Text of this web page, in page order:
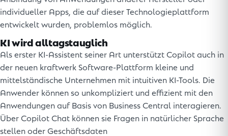
individueller Apps, die auf dieser Technologieplattform
entwickelt wurden, problemlos möglich.
KI wird alltagstauglich
Als erster KI-Assistent seiner Art unterstützt Copilot auch in
der neuen kraftwerk Software-Plattform kleine und
mittelständische Unternehmen mit intuitiven KI-Tools. Die
Anwender können so unkompliziert und effizient mit den
Anwendungen auf Basis von Business Central interagieren.
Über Copilot Chat können sie Fragen in natürlicher Sprache
stellen oder Geschäftsdaten